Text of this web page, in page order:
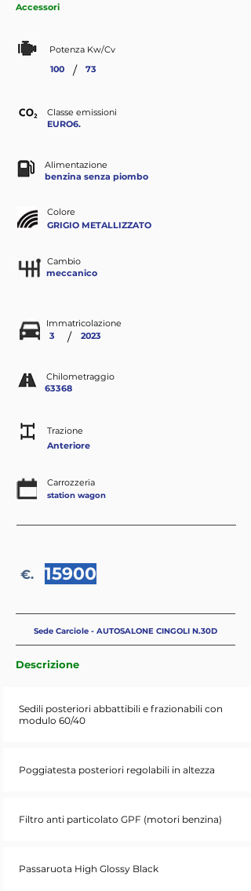
Accessori
Potenza Kw/Cv
100
/ 73
Classe emissioni
EURO6.
Alimentazione
benzina senza piombo
Colore
GRIGIO METALLIZZATO
Cambio
meccanico
Immatricolazione
2023
3 /
Chilometraggio
63368
Trazione
Anteriore
Carrozzeria
station wagon
€. 15900
Sede Carciole - AUTOSALONE CINGOLI N.30D
Descrizione
Sedili posteriori abbattibili e frazionabili con
modulo 60/40
Poggiatesta posteriori regolabili in altezza
Filtro anti particolato GPF (motori benzina)
Passaruota High Glossy Black